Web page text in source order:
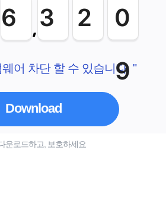
9
어 차단 할 수 있습니다. "
Download
운로드하고, 보호하세요